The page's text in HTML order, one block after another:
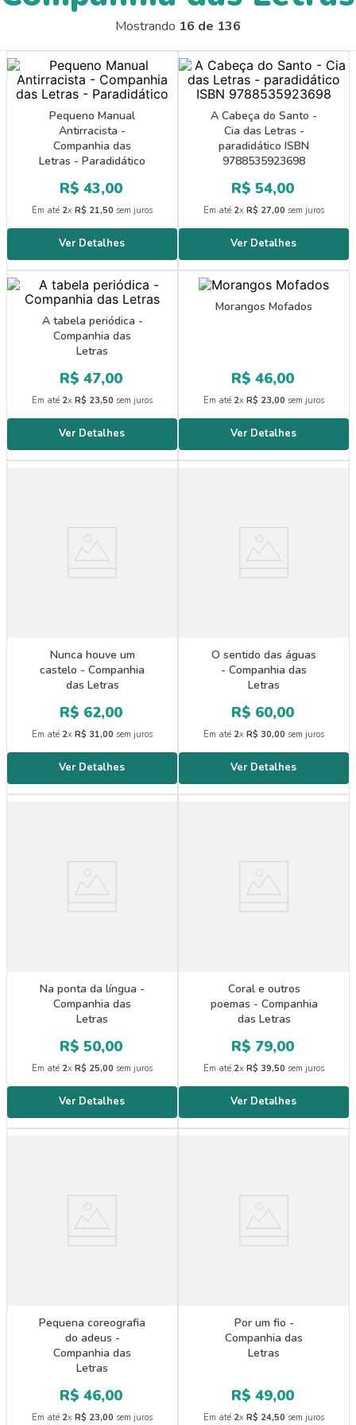
Mostrando 16 de 136
Pequeno Manual
Antirracista -
Companhia das
Letras - Paradidático
R$ 43,00
Em até 2x R$ 21,50 sem juros
A Cabeça do Santo -
Cia das Letras -
paradidático ISBN
9788535923698
R$ 54,00
Em até 2x R$ 27,00 sem juros
A tabela periódica -
Companhia das
Letras
R$ 47,00
Em até 2x R$ 23,50 sem juros
Morangos Mofados
R$ 46,00
Em até 2x R$ 23,00 sem juros
Nunca houve um
castelo - Companhia
das Letras
R$ 62,00
Em até 2x R$ 31,00 sem juros
O sentido das águas
- Companhia das
Letras
R$ 60,00
Em até 2x R$ 30,00 sem juros
Na ponta da língua -
Companhia das
Letras
R$ 50,00
Em até 2x R$ 25,00 sem juros
Coral e outros
poemas - Companhia
das Letras
R$ 79,00
Em até 2x R$ 39,50 sem juros
Pequena coreografia
do adeus -
Companhia das
Letras
R$ 46,00
Em até 2x R$ 23,00 sem juros
Por um fio -
Companhia das
Letras
R$ 49,00
Em até 2x R$ 24,50 sem juros